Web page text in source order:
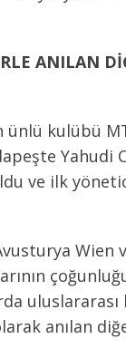
ANILAN
ünlü kulübü
Yahudi
ve ilk
Wien
anılan